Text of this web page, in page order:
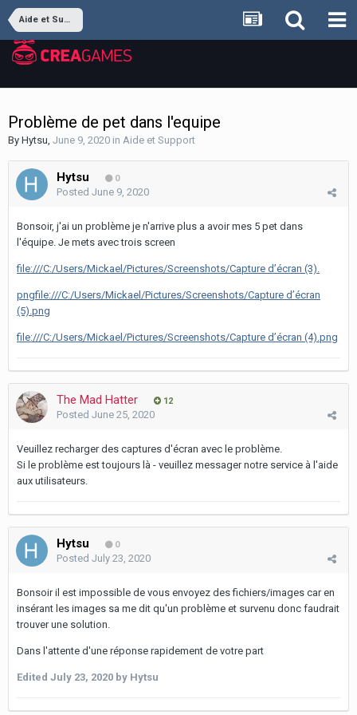
Aide et Support
Problème de pet dans l'equipe
By Hytsu, June 9, 2020 in Aide et Support
Hytsu 0
Posted June 9, 2020
Bonsoir, j'ai un problème je n'arrive plus a avoir mes 5 pet dans
l'équipe. Je mets avec trois screen
file:///C:/Users/Mickael/Pictures/Screenshots/Capture d’écran (3).
pngfile:///C:/Users/Mickael/Pictures/Screenshots/Capture d’écran
(5).png
file:///C:/Users/Mickael/Pictures/Screenshots/Capture d’écran (4).png
The Mad Hatter 12
Posted June 25, 2020
Veuillez recharger des captures d'écran avec le problème.
Si le problème est toujours là - veuillez messager notre service à l'aide
aux utilisateurs.
Hytsu 0
Posted July 23, 2020
Bonsoir il est impossible de vous envoyez des fichiers/images car en
insérant les images sa me dit qu'un problème et survenu donc faudrait
trouver une solution.
Dans l'attente d'une réponse rapidement de votre part
Edited July 23, 2020 by Hytsu